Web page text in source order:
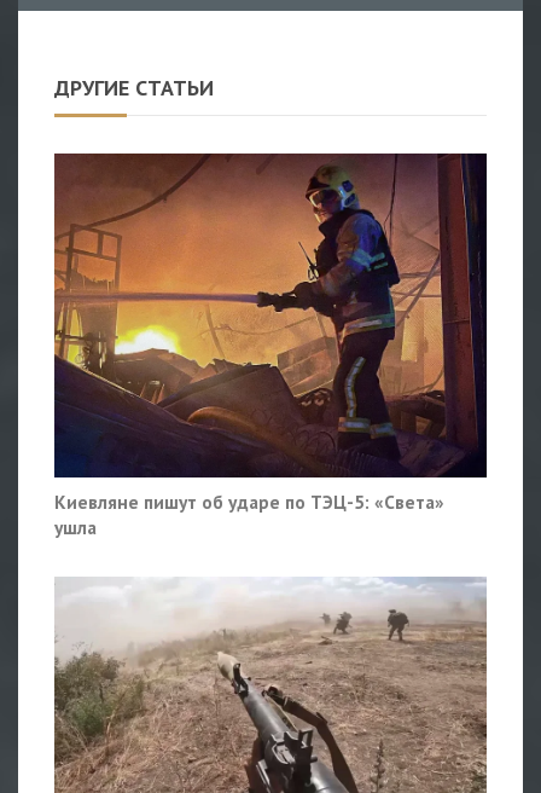
ДРУГИЕ СТАТЬИ
Киевляне пишут об ударе по ТЭЦ-5: «Света»
ушла